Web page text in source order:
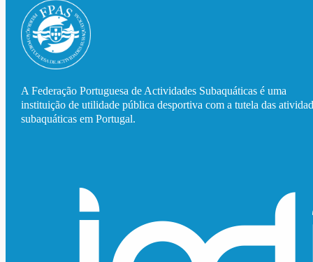
A Federação Portuguesa de Actividades Subaquáticas é uma
instituição de utilidade pública desportiva com a tutela das
subaquáticas em Portugal.